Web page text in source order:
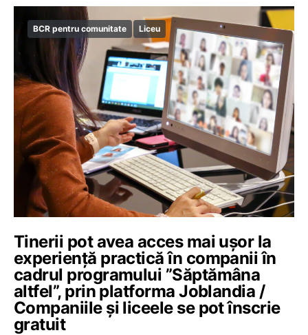
BCR pentru comunitate Liceu
Tinerii pot avea acces mai ușor la
experiență practică în companii în
cadrul programului ”Săptămâna
altfel”, prin platforma Joblandia /
Companiile și liceele se pot înscrie
gratuit